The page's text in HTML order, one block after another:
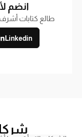
انضم لأكثر
طالع كتابات
Linkedin